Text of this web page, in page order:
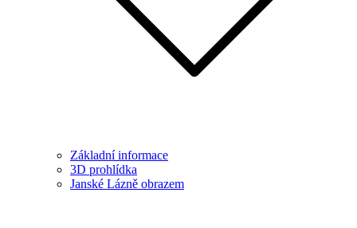
Základní informace
3D prohlídka
Janské Lázně obrazem